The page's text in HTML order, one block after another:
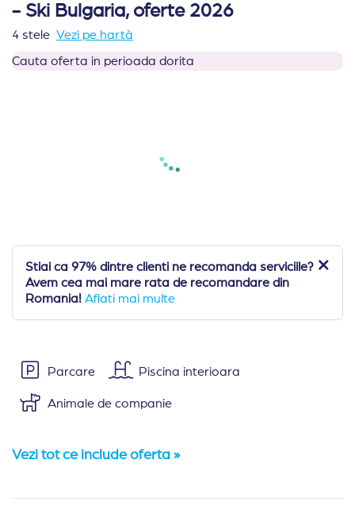
- Ski Bulgaria, oferte 2026
4 stele Vezi pe hartă
Cauta oferta in perioada dorita
Stiai ca 97% dintre clienti ne recomanda serviciile?
Avem cea mai mare rata de recomandare din
Romania! Aflati mai multe
Parcare Piscina interioara
Animale de companie
Vezi tot ce include oferta »